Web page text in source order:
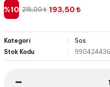
%10 215,00 ₺ 193,50 ₺
Kategori
Sos
Stok Kodu